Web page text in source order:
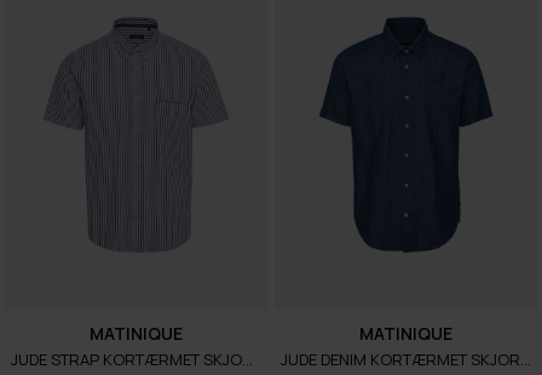
MATINIQUE
JUDE STRAP KORTÆRMET SKJORTE
MATINIQUE
JUDE DENIM KORTÆRMET SKJORTE